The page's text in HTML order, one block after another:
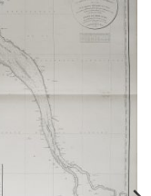
Ajouter
à la
wishlist